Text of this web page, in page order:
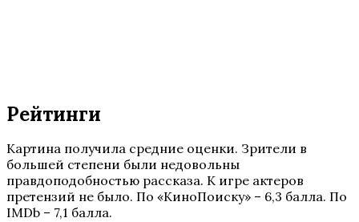
Рейтинги
Картина получила средние оценки. Зрители в
большей степени были недовольны
правдоподобностью рассказа. К игре актеров
претензий не было. По «КиноПоиску» – 6,3 балла. По
IMDb – 7,1 балла.